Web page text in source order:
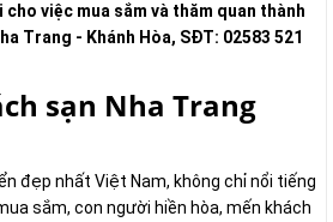
việc mua sắm và thăm quan thành
Trang - Khánh Hòa, SĐT: 02583 521
sạn Nha Trang
đẹp nhất Việt Nam, không chỉ nổi tiếng
sắm, con người hiền hòa, mến khách